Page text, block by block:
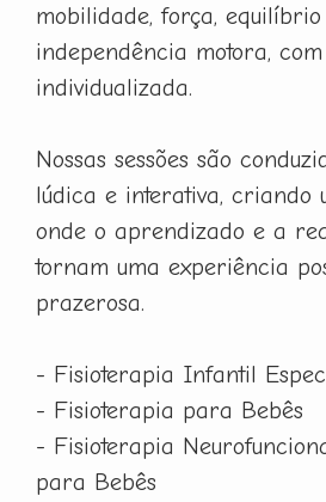
mobilidade, força,
independência motora,
individualizada.
Nossas sessões são
lúdica e interativa, criando
onde o aprendizado e a
tornam uma experiência
prazerosa.
- Fisioterapia Infantil
- Fisioterapia para Bebês
- Fisioterapia
para Bebês